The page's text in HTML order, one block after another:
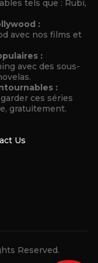
tels que : Rubi,
:
avec nos films et
:
avec des sous-
:
ces séries
gratuitement.
Us
Reserved.